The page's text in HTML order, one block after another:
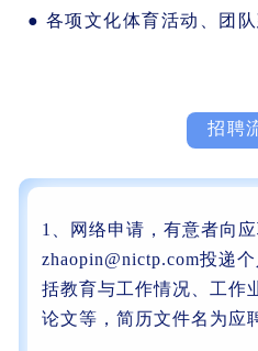
● 各项文化体育活动、团
招聘
1、网络申请，有意者向
zhaopin@nictp.com投递
括教育与工作情况、工作
论文等，简历文件名为应